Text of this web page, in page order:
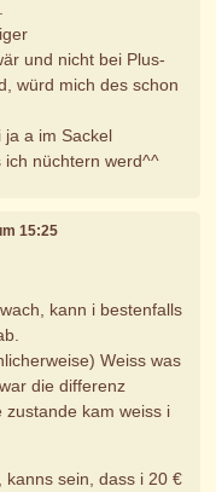
und nicht bei Plus-
würd mich des schon
ja a im Sackel
ich nüchtern werd^^
15:25
kann i bestenfalls
Weiss was
die differenz
kam weiss i
sein, dass i 20 €